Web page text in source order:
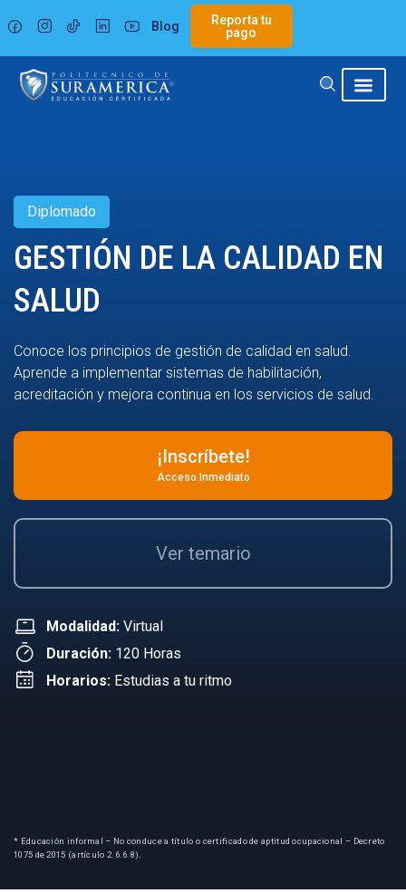
al
contenido
Blog
Reporta tu
pago
Diplomado
GESTIÓN DE LA CALIDAD EN
SALUD
Conoce los principios de gestión de calidad en salud.
Aprende a implementar sistemas de habilitación,
acreditación y mejora continua en los servicios de salud.
¡Inscríbete!
Acceso Inmediato
Ver temario
Modalidad: Virtual
Duración: 120 Horas
Horarios: Estudias a tu ritmo
* Educación informal – No conduce a título o certificado de aptitud ocupacional – Decreto
1075 de 2015 (artículo 2.6.6.8).